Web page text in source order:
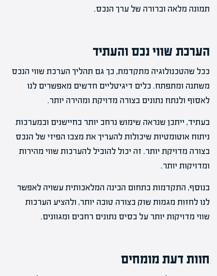
תמונה מלאה וברורה של ערך הנכס.
הערכת שווי נכס והעתיד
ככל שהטכנולוגיה מתקדמת, כך גם תהליך הערכת שווי הנכס
משתנה ומתפתח. כלים דיגיטליים חדשים מאפשרים לנו
לאסוף ולנתח נתונים בצורה מדויקת ומהירה יותר.
בעתיד, ייתכן שנראה שימוש נרחב יותר בחיישנים ובמערכות
ניתוח אוטומטיות שיכולות להעריך את מצבו הפיזי של הנכס
בצורה מדויקת יותר. זה יכול להוביל להערכות שווי מהירות
ומדויקות יותר.
בנוסף, התקדמות בתחום הבינה המלאכותית עשויה לאפשר
לנו לחזות מגמות שוק בצורה טובה יותר, ולהציע הערכות
שווי מדויקות יותר על בסיס נתונים רחבים ומגוונים.
חוות דעת מומחים